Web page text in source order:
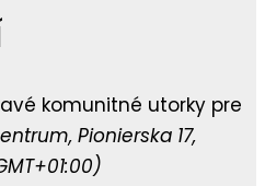
komunitné utorky pre
, Pionierska 17,